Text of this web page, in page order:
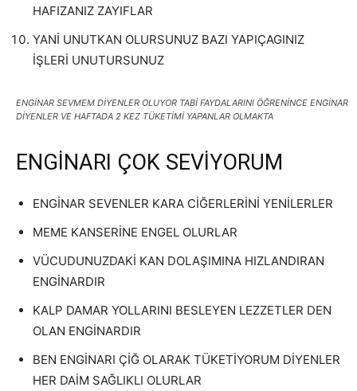
HAFIZANIZ ZAYIFLAR
YANİ UNUTKAN OLURSUNUZ BAZI YAPIÇAGINIZ
İŞLERİ UNUTURSUNUZ
ENGİNAR SEVMEM DİYENLER OLUYOR TABİ FAYDALARINI ÖĞRENİNCE ENGİNAR
DİYENLER VE HAFTADA 2 KEZ TÜKETİMİ YAPANLAR OLMAKTA
ENGİNARI ÇOK SEVİYORUM
ENGİNAR SEVENLER KARA CİĞERLERİNİ YENİLERLER
MEME KANSERİNE ENGEL OLURLAR
VÜCUDUNUZDAKİ KAN DOLAŞIMINA HIZLANDIRAN
ENGİNARDIR
KALP DAMAR YOLLARINI BESLEYEN LEZZETLER DEN
OLAN ENGİNARDIR
BEN ENGİNARI ÇİĞ OLARAK TÜKETİYORUM DİYENLER
HER DAİM SAĞLIKLI OLURLAR